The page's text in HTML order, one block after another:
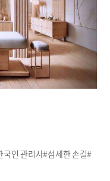
인 관리사#섬세한 손길#